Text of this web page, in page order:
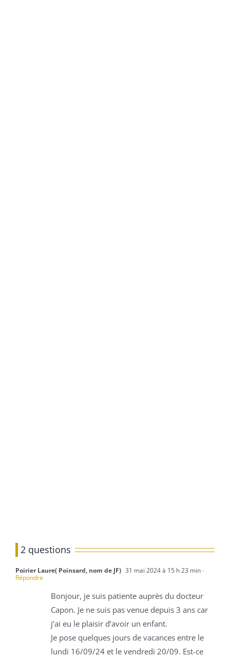
2 questions
Poirier Laure( Poinsard, nom de JF) 31 mai 2024 à 15 h 23 min-
Répondre
Bonjour, je suis patiente auprès du docteur
Capon. Je ne suis pas venue depuis 3 ans car
j’ai eu le plaisir d’avoir un enfant.
Je pose quelques jours de vacances entre le
lundi 16/09/24 et le vendredi 20/09. Est-ce